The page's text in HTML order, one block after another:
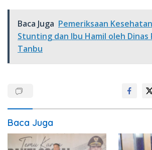
Baca Juga Pemeriksaan
Stunting dan Ibu Hamil oleh Dinas
Tanbu
Baca Juga